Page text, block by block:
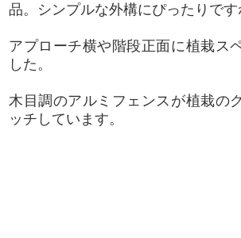
品。シンプルな外構にぴったりです
アプローチ横や階段正面に植栽ス
した。
木目調のアルミフェンスが植栽の
ッチしています。